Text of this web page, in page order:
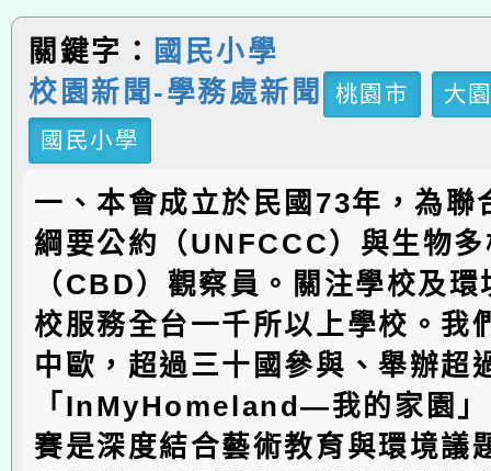
關鍵字：
國民小學
校園新聞-學務處新聞
桃園市
大
國民小學
一、本會成立於民國73年，為聯
綱要公約（UNFCCC）與生物
（CBD）觀察員。關注學校及
校服務全台一千所以上學校。我
中歐，超過三十國參與、舉辦超
「InMyHomeland—我的家園
賽是深度結合藝術教育與環境議